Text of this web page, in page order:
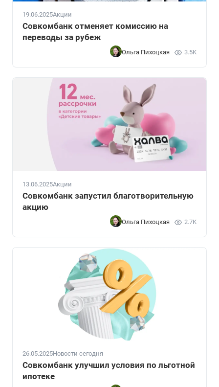
19.06.2025Акции
Совкомбанк отменяет комиссию на
переводы за рубеж
Ольга Пихоцкая 3.5K
13.06.2025Акции
Совкомбанк запустил благотворительную
акцию
Ольга Пихоцкая 2.7K
26.05.2025Новости сегодня
Совкомбанк улучшил условия по льготной
ипотеке